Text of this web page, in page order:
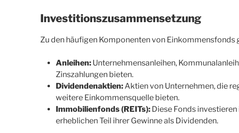
Investitionszusammensetzung
Zu den häufigen Komponenten von Einkommensfonds
Anleihen: Unternehmensanleihen,
Zinszahlungen bieten.
Dividendenaktien: Aktien von Unternehmen, die
weitere Einkommensquelle bieten.
Immobilienfonds (REITs): Diese Fonds investieren
erheblichen Teil ihrer Gewinne als Dividenden.